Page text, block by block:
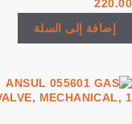
220.00
إضافة إلى السلة